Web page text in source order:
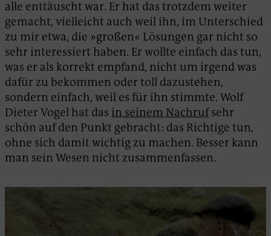
alle enttäuscht war. Er hat das trotzdem weiter
gemacht, vielleicht auch weil ihn, im Unterschied
zu mir etwa, die »großen« Lösungen gar nicht so
sehr interessiert haben. Er wollte einfach das tun,
was er als korrekt empfand, nicht um irgend was
dafür zu bekommen oder toll dazustehen,
sondern einfach, weil es für ihn stimmte. Wolf
Dieter Vogel hat das in seinem Nachrufsehr
schön auf den Punkt gebracht: das Richtige tun,
ohne sich damit wichtig zu machen. Besser kann
man sein Wesen nicht zusammenfassen.